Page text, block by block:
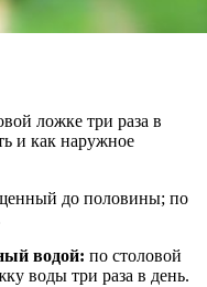
ложке три раза в
и как наружное
до половины; по
водой: по столовой
воды три раза в день.